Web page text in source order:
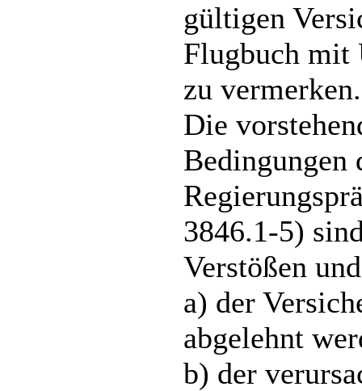
gültigen
Flugbuch mit
zu vermerken.
Die
Bedingungen
3846.1-5)
Verstößen
a) der
abgelehnt
b) der